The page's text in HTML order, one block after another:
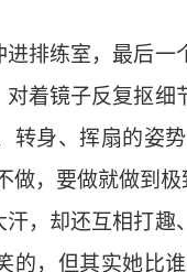
排练室，最后
着镜子反复抠
转身、挥扇的姿
，要做就做到
，却还互相打
的，但其实她比